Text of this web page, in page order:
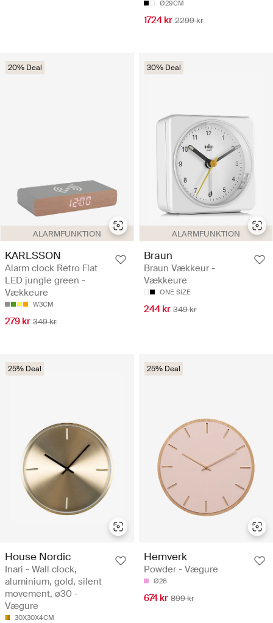
Ø29CM
1724 kr 2299 kr
ALARMFUNKTION
20% Deal
KARLSSON
Alarm clock Retro Flat
LED jungle green -
Vækkeure
W3CM
279 kr 349 kr
ALARMFUNKTION
30% Deal
Braun
Braun Vækkeur -
Vækkeure
ONE SIZE
244 kr 349 kr
25% Deal
House Nordic
Inari - Wall clock,
aluminium, gold, silent
movement, ø30 -
Vægure
30X30X4CM
25% Deal
Hemverk
Powder - Vægure
Ø28
674 kr 899 kr